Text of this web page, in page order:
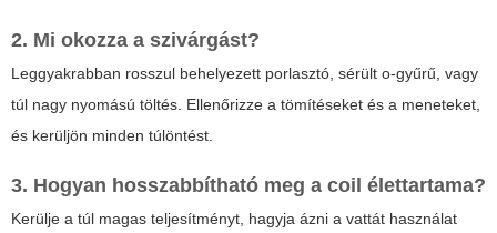
2. Mi okozza a szivárgást?
Leggyakrabban rosszul behelyezett porlasztó, sérült o-gyűrű, vagy
túl nagy nyomású töltés. Ellenőrizze a tömítéseket és a meneteket,
és kerüljön minden túlöntést.
3. Hogyan hosszabbítható meg a coil élettartama?
Kerülje a túl magas teljesítményt, hagyja ázni a vattát használat